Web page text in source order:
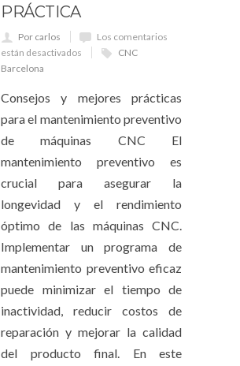
PRÁCTICA
Por carlos
Los comentarios
están desactivados
CNC
Barcelona
Consejos y mejores prácticas
para el mantenimiento preventivo
de máquinas CNC El
mantenimiento preventivo es
crucial para asegurar la
longevidad y el rendimiento
óptimo de las máquinas CNC.
Implementar un programa de
mantenimiento preventivo eficaz
puede minimizar el tiempo de
inactividad, reducir costos de
reparación y mejorar la calidad
del producto final. En este